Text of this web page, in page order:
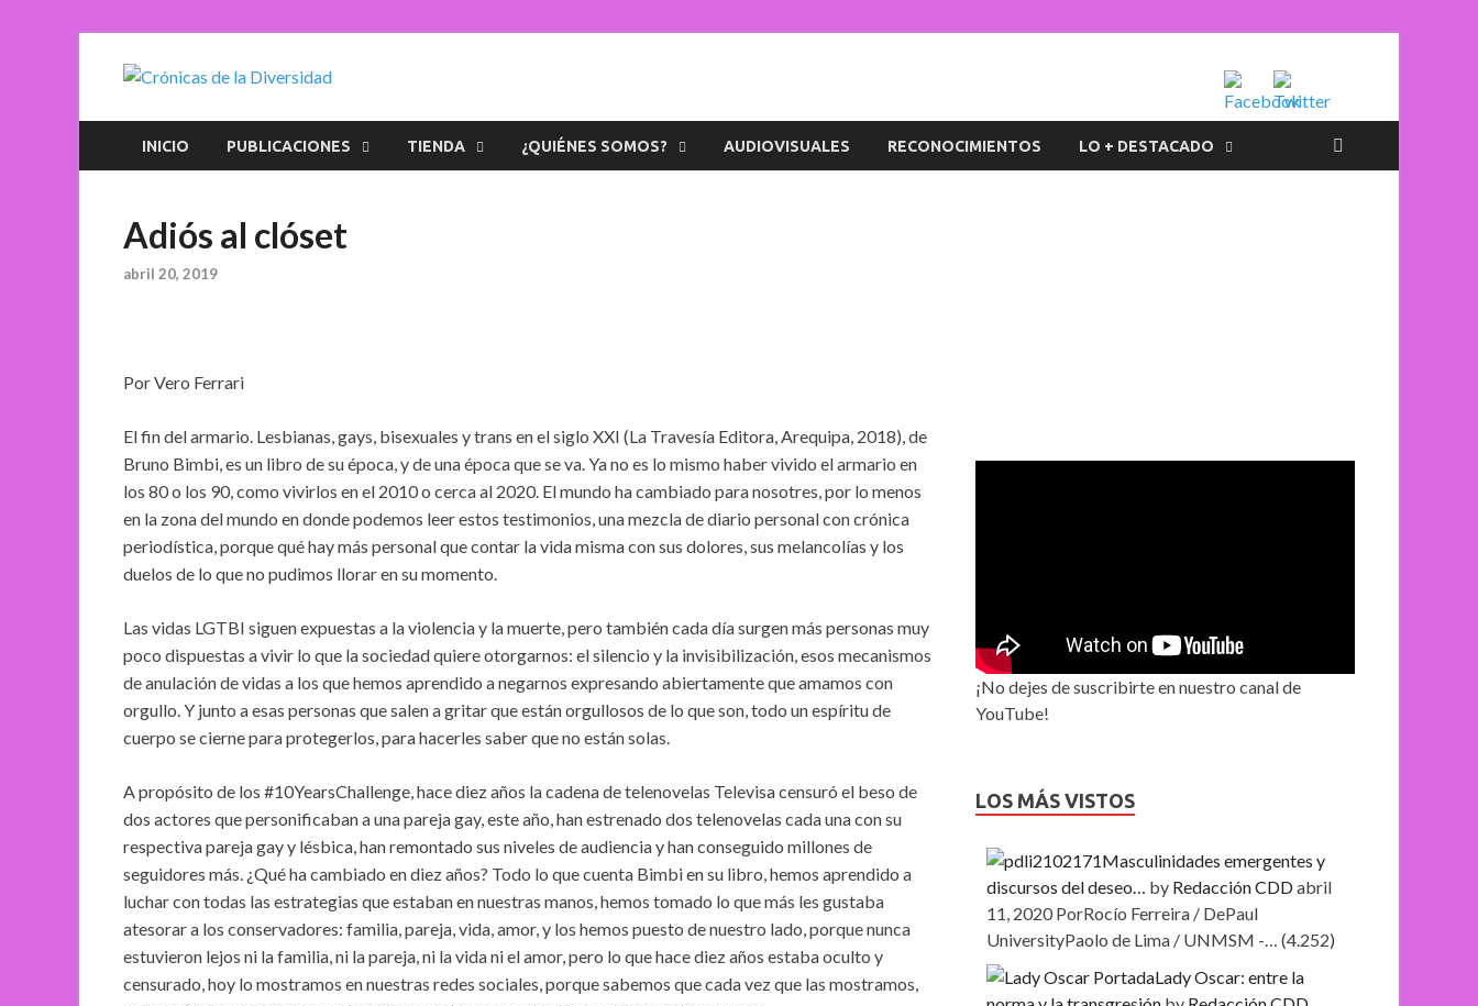
Crónicas de la Diversidad
INICIO PUBLICACIONES TIENDA ¿QUIÉNES SOMOS? AUDIOVISUALES RECONOCIMIENTOS LO + DESTACADO
Adiós al clóset
abril 20, 2019
Por Vero Ferrari
El fin del armario. Lesbianas, gays, bisexuales y trans en el siglo XXI (La Travesía Editora, Arequipa, 2018), de
Bruno Bimbi, es un libro de su época, y de una época que se va. Ya no es lo mismo haber vivido el armario en
los 80 o los 90, como vivirlos en el 2010 o cerca al 2020. El mundo ha cambiado para nosotres, por lo menos
en la zona del mundo en donde podemos leer estos testimonios, una mezcla de diario personal con crónica
periodística, porque qué hay más personal que contar la vida misma con sus dolores, sus melancolías y los
duelos de lo que no pudimos llorar en su momento.
Las vidas LGTBI siguen expuestas a la violencia y la muerte, pero también cada día surgen más personas muy
poco dispuestas a vivir lo que la sociedad quiere otorgarnos: el silencio y la invisibilización, esos mecanismos
de anulación de vidas a los que hemos aprendido a negarnos expresando abiertamente que amamos con
orgullo. Y junto a esas personas que salen a gritar que están orgullosos de lo que son, todo un espíritu de
cuerpo se cierne para protegerlos, para hacerles saber que no están solas.
A propósito de los #10YearsChallenge, hace diez años la cadena de telenovelas Televisa censuró el beso de
dos actores que personificaban a una pareja gay, este año, han estrenado dos telenovelas cada una con su
respectiva pareja gay y lésbica, han remontado sus niveles de audiencia y han conseguido millones de
seguidores más. ¿Qué ha cambiado en diez años? Todo lo que cuenta Bimbi en su libro, hemos aprendido a
luchar con todas las estrategias que estaban en nuestras manos, hemos tomado lo que más les gustaba
atesorar a los conservadores: familia, pareja, vida, amor, y los hemos puesto de nuestro lado, porque nunca
estuvieron lejos ni la familia, ni la pareja, ni la vida ni el amor, pero lo que hace diez años estaba oculto y
censurado, hoy lo mostramos en nuestras redes sociales, porque sabemos que cada vez que las mostramos,
¡No dejes de suscribirte en nuestro canal de
YouTube!
LOS MÁS VISTOS
Masculinidades emergentes y
discursos del deseo… by Redacción CDDabril
11, 2020 PorRocío Ferreira / DePaul
UniversityPaolo de Lima / UNMSM -… (4.252)
Lady Oscar: entre la